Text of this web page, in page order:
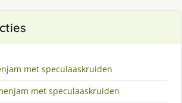
met speculaaskruiden
met speculaaskruiden